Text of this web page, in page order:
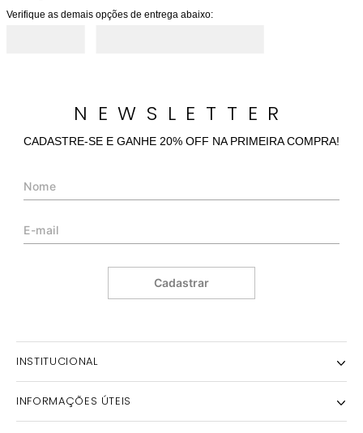
Verifique as demais opções de entrega abaixo:
NEWSLETTER
CADASTRE-SE E GANHE 20% OFF NA PRIMEIRA COMPRA!
Cadastrar
INSTITUCIONAL
INFORMAÇÕES ÚTEIS